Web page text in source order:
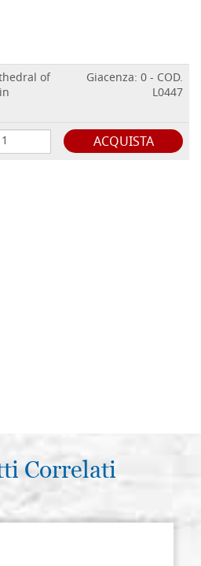
of
Giacenza: 0 - COD.
L0447
ACQUISTA
Correlati